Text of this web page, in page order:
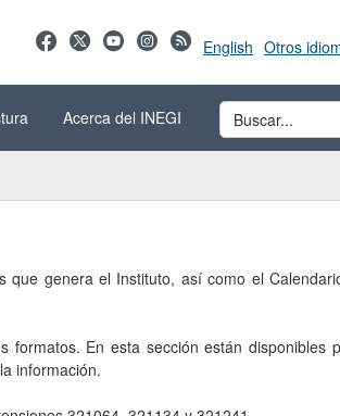
English Otros
Acerca del INEGI
que genera el Instituto, así como el
En esta sección están disponibles
información.